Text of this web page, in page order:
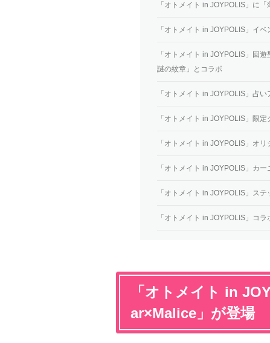
「オトメイト in JOYPOLIS」に
「オトメイト in JOYPOLIS」イ
「オトメイト in JOYPOLIS」回
謎の紋章」とコラボ
「オトメイト in JOYPOLIS」占
「オトメイト in JOYPOLIS」限
「オトメイト in JOYPOLIS」オ
「オトメイト in JOYPOLIS」カ
「オトメイト in JOYPOLIS」ス
「オトメイト in JOYPOLIS」コ
「 オトメイト in
ar×Malice」が登場